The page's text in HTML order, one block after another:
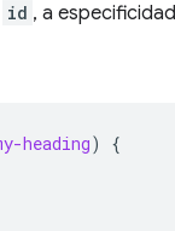
id , a
heading)
{